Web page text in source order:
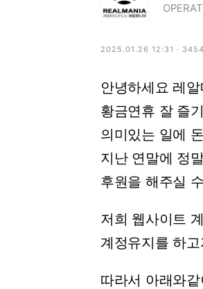
2025.01.26 12:31 ·
안녕하세요 레
황금연휴 잘 즐
의미있는 일에
지난 연말에 정
후원을 해주실
저희 웹사이트
계정유지를 하
따라서 아래와